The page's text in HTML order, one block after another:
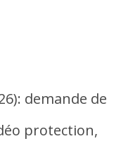
demande de
protection,